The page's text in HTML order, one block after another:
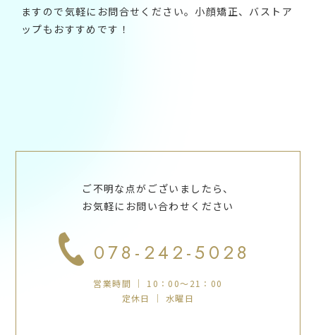
ますので気軽にお問合せください。小顔矯正、バストア
ップもおすすめです！
ご不明な点がございましたら、
お気軽にお問い合わせください
078-242-5028
営業時間 ｜ 10：00～21：00
定休日 ｜ 水曜日